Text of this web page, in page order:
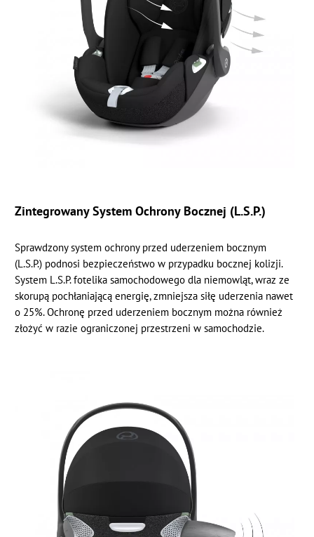
Zintegrowany System Ochrony Bocznej (L.S.P.)
Sprawdzony system ochrony przed uderzeniem bocznym
(L.S.P.) podnosi bezpieczeństwo w przypadku bocznej kolizji.
System L.S.P. fotelika samochodowego dla niemowląt, wraz ze
skorupą pochłaniającą energię, zmniejsza siłę uderzenia nawet
o 25%. Ochronę przed uderzeniem bocznym można również
złożyć w razie ograniczonej przestrzeni w samochodzie.